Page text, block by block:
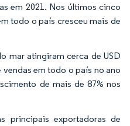
em 2021. Nos últimos cinco
todo o país cresceu mais de
mar atingiram cerca de USD
em todo o país no ano
de mais de 87% nos
principais exportadoras de